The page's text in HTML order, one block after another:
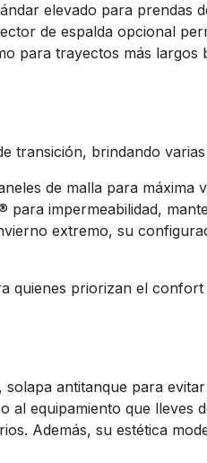
elevado para prendas
de espalda opcional
para trayectos más largos
transición, brindando
de malla para máxima
impermeabilidad,
extremo, su
quienes priorizan el
antitanque para
equipamiento que lleves
Además, su estética